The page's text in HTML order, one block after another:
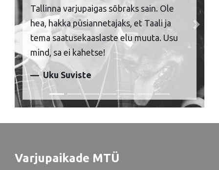
Tallinna varjupaigas sõbraks sain. Ole
hea, hakka püsiannetajaks, et Taali ja
tema saatusekaaslaste elu muuta. Usu
mind, sa ei kahetse!
Uku Suviste
Previous Next
Varjupaikade MTÜ